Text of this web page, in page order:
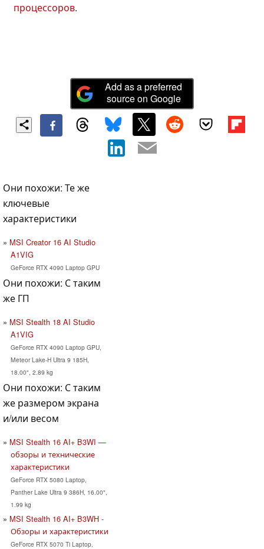
процессоров.
Add as a preferred
source on Google
Они похожи: Те же
ключевые
характеристики
MSI Creator 16 AI Studio
A1VIG
GeForce RTX 4090 Laptop GPU
Они похожи: С таким
же ГП
MSI Stealth 18 AI Studio
A1VIG
GeForce RTX 4090 Laptop GPU,
Meteor Lake-H Ultra 9 185H,
18.00", 2.89 kg
Они похожи: С таким
же размером экрана
и/или весом
MSI Stealth 16 AI+ B3WI —
обзоры и технические
характеристики
GeForce RTX 5080 Laptop,
Panther Lake Ultra 9 386H, 16.00",
1.99 kg
MSI Stealth 16 AI+ B3WH -
Обзоры и характеристики
GeForce RTX 5070 Ti Laptop,